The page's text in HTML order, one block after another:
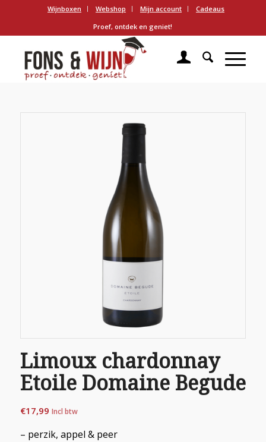
Wijnboxen Webshop Mijn account
Cadeaus
Proef, ontdek en geniet!
Limoux chardonnay
Etoile Domaine Begude
€17,99 Incl btw
– perzik, appel & peer